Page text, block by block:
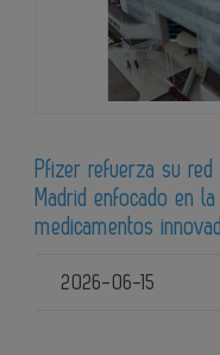
Pfizer refuerza su
Madrid enfocado en
medicamentos
2026-06-15